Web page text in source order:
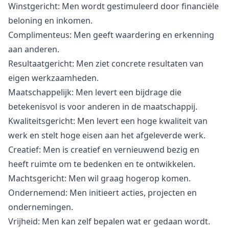
Winstgericht: Men wordt gestimuleerd door financiële
beloning en inkomen.
Complimenteus: Men geeft waardering en erkenning
aan anderen.
Resultaatgericht: Men ziet concrete resultaten van
eigen werkzaamheden.
Maatschappelijk: Men levert een bijdrage die
betekenisvol is voor anderen in de maatschappij.
Kwaliteitsgericht: Men levert een hoge kwaliteit van
werk en stelt hoge eisen aan het afgeleverde werk.
Creatief: Men is creatief en vernieuwend bezig en
heeft ruimte om te bedenken en te ontwikkelen.
Machtsgericht: Men wil graag hogerop komen.
Ondernemend: Men initieert acties, projecten en
ondernemingen.
Vrijheid: Men kan zelf bepalen wat er gedaan wordt.